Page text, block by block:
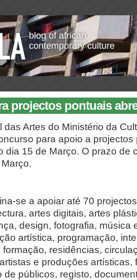
blog of african
contemporary culture
projectos pontuais
das Artes do Ministério da
para apoio a projectos
dia 15 de Março. O prazo de
se a apoiar até 70
artes digitais, artes
design, fotografia, música
artística, programação,
residências,
e produções artísticas,
de públicos, registo,